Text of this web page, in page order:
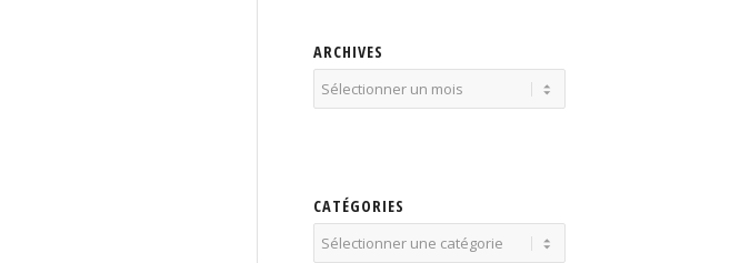
ARCHIVES
CATÉGORIES
Catégories